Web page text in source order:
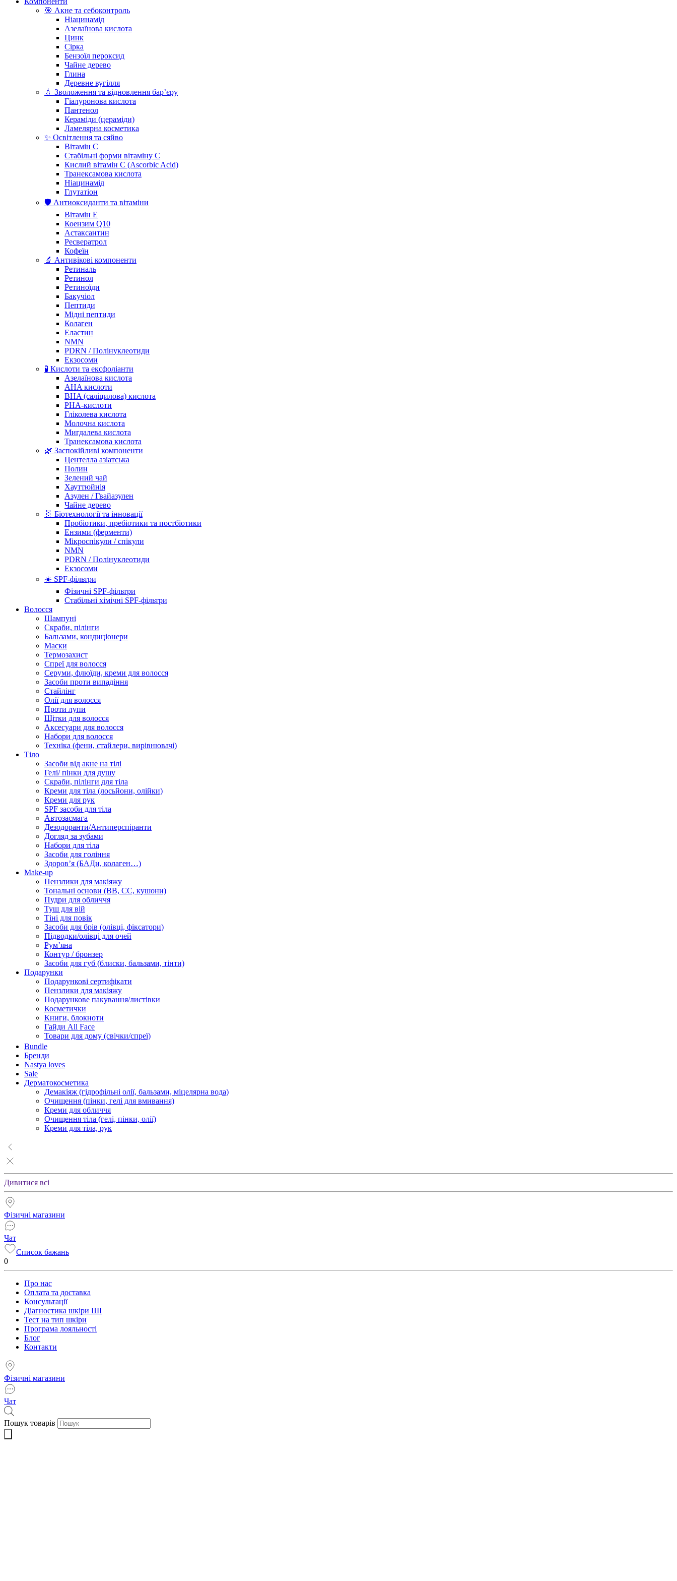
🎯 Акне та себоконтроль
Ніацинамід
Азелаїнова кислота
Цинк
Сірка
Бензоїл пероксид
Чайне дерево
Глина
Деревне вугілля
💧 Зволоження та відновлення бар’єру
Гіалуронова кислота
Пантенол
Кераміди (цераміди)
Ламелярна косметика
✨ Освітлення та сяйво
Вітамін С
Стабільні форми вітаміну С
Кислий вітамін С (Ascorbic Acid)
Транексамова кислота
Ніацинамід
Глутатіон
🛡️ Антиоксиданти та вітаміни
Вітамін Е
Коензим Q10
Астаксантин
Ресвератрол
Кофеїн
🔬 Антивікові компоненти
Ретиналь
Ретинол
Ретиноїди
Бакучіол
Пептиди
Мідні пептиди
Колаген
Еластин
NMN
PDRN / Полінуклеотиди
Екзосоми
🧪 Кислоти та ексфоліанти
Азелаїнова кислота
AHA кислоти
BHA (саліцилова) кислота
PHA-кислоти
Гліколева кислота
Молочна кислота
Мигдалева кислота
Транексамова кислота
🌿 Заспокійливі компоненти
Центелла азіатська
Полин
Зелений чай
Хауттюйнія
Азулен / Гвайазулен
Чайне дерево
🧬 Біотехнології та інновації
Пробіотики, пребіотики та постбіотики
Ензими (ферменти)
Мікроспікули / спікули
NMN
PDRN / Полінуклеотиди
Екзосоми
☀️ SPF-фільтри
Фізичні SPF-фільтри
Стабільні хімічні SPF-фільтри
Волосся
Шампуні
Скраби, пілінги
Бальзами, кондиціонери
Маски
Термозахист
Спреї для волосся
Серуми, флюїди, креми для волосся
Засоби проти випадіння
Стайлінг
Олії для волосся
Проти лупи
Щітки для волосся
Аксесуари для волосся
Набори для волосся
Техніка (фени, стайлери, вирівнювачі)
Тіло
Засоби від акне на тілі
Гелі/ пінки для душу
Скраби, пілінги для тіла
Креми для тіла (лосьйони, олійки)
Креми для рук
SPF засоби для тіла
Автозасмага
Дезодоранти/Антиперспіранти
Догляд за зубами
Набори для тіла
Засоби для гоління
Здоровʼя (БАДи, колаген…)
Make-up
Пензлики для макіяжу
Тональні основи (BB, CC, кушони)
Пудри для обличчя
Туш для вій
Тіні для повік
Засоби для брів (олівці, фіксатори)
Підводки/олівці для очей
Румʼяна
Контур / бронзер
Засоби для губ (блиски, бальзами, тінти)
Подарунки
Подарункові сертифікати
Пензлики для макіяжу
Подарункове пакування/листівки
Косметички
Книги, блокноти
Гайди All Face
Товари для дому (свічки/спреї)
Bundle
Бренди
Nastya loves
Sale
Дерматокосметика
Демакіяж (гідрофільні олії, бальзами, міцелярна вода)
Очищення (пінки, гелі для вмивання)
Креми для обличчя
Очищення тіла (гелі, пінки, олії)
Креми для тіла, рук
Дивитися всі
Фізичні магазини
Чат
Список бажань
0
Про нас
Оплата та доставка
Консультації
Діагностика шкіри ШІ
Тест на тип шкіри
Програма лояльності
Блог
Контакти
Фізичні магазини
Чат
Пошук товарів